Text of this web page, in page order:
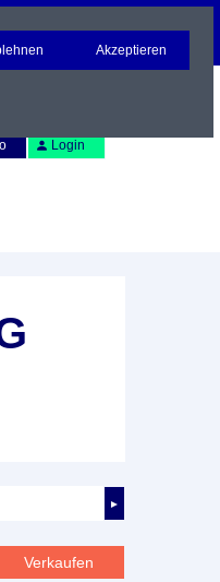
Login
►
Verkaufen
Akzeptieren